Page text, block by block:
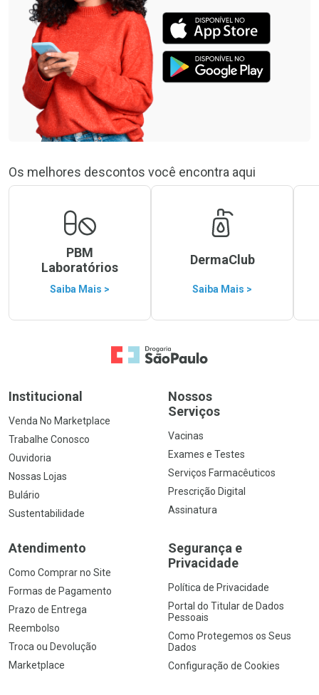
Os melhores descontos você encontra aqui
PBM
Laboratórios
Saiba Mais >
DermaClub
Saiba Mais >
Ir para a Home
Institucional
Venda No Marketplace
Trabalhe Conosco
Ouvidoria
Nossas Lojas
Bulário
Sustentabilidade
Nossos
Serviços
Vacinas
Exames e Testes
Serviços Farmacêuticos
Prescrição Digital
Assinatura
Atendimento
Como Comprar no Site
Formas de Pagamento
Prazo de Entrega
Reembolso
Troca ou Devolução
Marketplace
Segurança e
Privacidade
Política de Privacidade
Portal do Titular de Dados
Pessoais
Como Protegemos os Seus
Dados
Configuração de Cookies